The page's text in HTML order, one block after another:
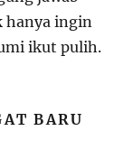
hanya ingin
ikut pulih.
BARU